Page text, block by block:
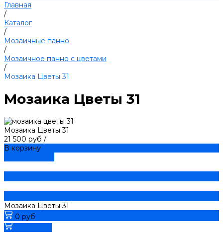
Главная
/
Каталог
/
Мозаичные панно
/
Мозаичное панно с цветами
/
Мозаика Цветы 31
Мозаика Цветы 31
Мозаика Цветы 31
21 500 руб /
В корзину
Мозаика Цветы 31
0 руб